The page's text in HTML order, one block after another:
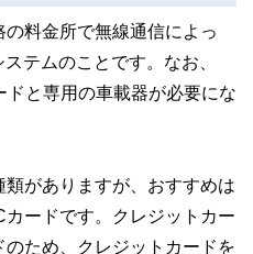
料金所で無線通信によっ
テムのことです。なお、
と専用の車載器が必要にな
がありますが、おすすめは
ードです。クレジットカー
のため、クレジットカードを